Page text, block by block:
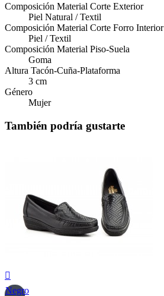
Composición Material Corte Exterior
Piel Natural / Textil
Composición Material Corte Forro Interior
Piel / Textil
Composición Material Piso-Suela
Goma
Altura Tacón-Cuña-Plataforma
3 cm
Género
Mujer
También podría gustarte

Negro